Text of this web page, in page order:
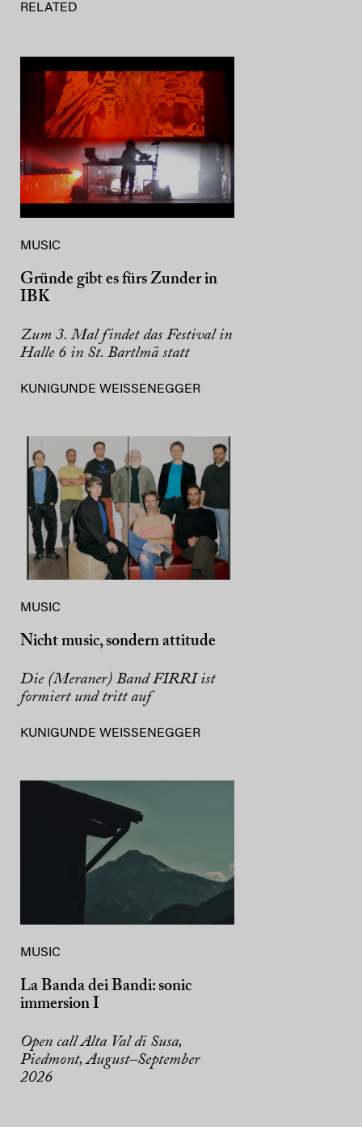
RELATED
MUSIC
Gründe gibt es fürs Zunder in
IBK
Zum 3. Mal findet das Festival in
Halle 6 in St. Bartlmä statt
KUNIGUNDE WEISSENEGGER
MUSIC
Nicht music, sondern attitude
Die (Meraner) Band FIRRI ist
formiert und tritt auf
KUNIGUNDE WEISSENEGGER
MUSIC
La Banda dei Bandi: sonic
immersion I
Open call Alta Val di Susa,
Piedmont, August–September
2026